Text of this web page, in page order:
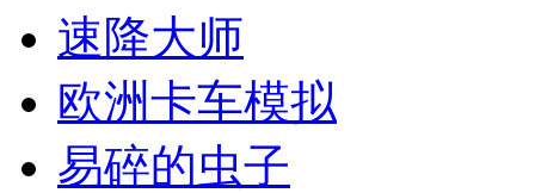
速降大师
欧洲卡车模拟
易碎的虫子